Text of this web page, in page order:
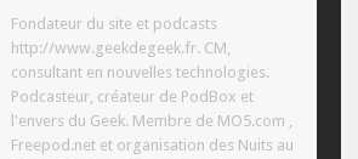
Fondateur du site et podcasts
http://www.geekdegeek.fr. CM,
consultant en nouvelles technologies.
Podcasteur, créateur de PodBox et
l'envers du Geek. Membre de MO5.com ,
Freepod.net et organisation des Nuits au